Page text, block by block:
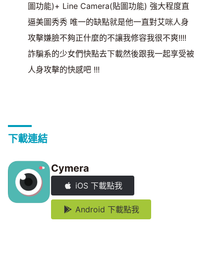
圖功能)+ Line Camera(貼圖功能) 強大程度直
逼美圖秀秀 唯一的缺點就是他一直對艾咪人身
攻擊嫌臉不夠正什麼的不讓我修容我很不爽!!!!
詐騙系的少女們快點去下載然後跟我一起享受被
人身攻擊的快感吧 !!!
下載連結
Cymera
iOS 下載點我
Android 下載點我